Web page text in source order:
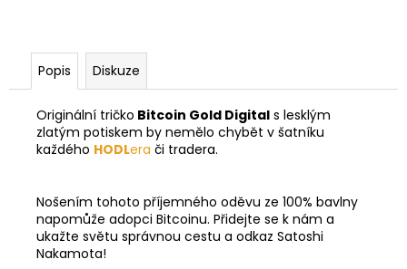
Popis Diskuze
Originální tričko Bitcoin Gold Digital s lesklým
zlatým potiskem by nemělo chybět v šatníku
každého HODLera či tradera.
Nošením tohoto příjemného oděvu ze 100% bavlny
napomůže adopci Bitcoinu. Přidejte se k nám a
ukažte světu správnou cestu a odkaz Satoshi
Nakamota!